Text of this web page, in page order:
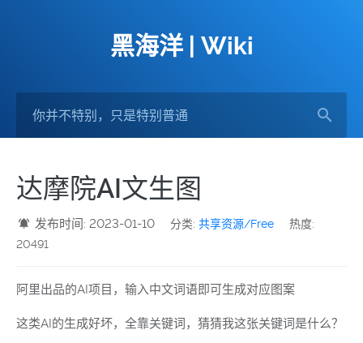
黑海洋 | Wiki
达摩院AI文生图
发布时间: 2023-01-10 分类:共享资源/Free
热度:
20491
阿里出品的AI项目，输入中文词语即可生成对应图案
这类AI的生成好坏，全靠关键词，猜猜我这张关键词是什么？